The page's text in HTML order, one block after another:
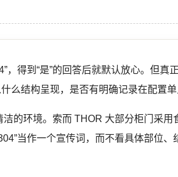
，得到“是”的回答后就默认放心。但真
么结构呈现，是否有明确记录在配置
的环境。索而 THOR 大部分柜门采用
当作一个宣传词，而不看具体部位